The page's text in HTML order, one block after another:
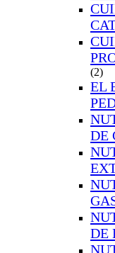
(2)
EL
DE
DE